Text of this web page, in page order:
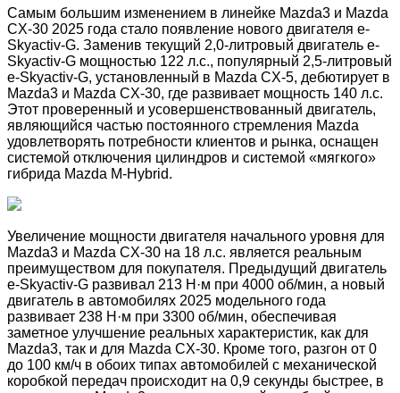
Самым большим изменением в линейке Mazda3 и Mazda
CX-30 2025 года стало появление нового двигателя e-
Skyactiv-G. Заменив текущий 2,0-литровый двигатель e-
Skyactiv-G мощностью 122 л.с., популярный 2,5-литровый
e-Skyactiv-G, установленный в Mazda CX-5, дебютирует в
Mazda3 и Mazda CX-30, где развивает мощность 140 л.с.
Этот проверенный и усовершенствованный двигатель,
являющийся частью постоянного стремления Mazda
удовлетворять потребности клиентов и рынка, оснащен
системой отключения цилиндров и системой «мягкого»
гибрида Mazda M-Hybrid.
Увеличение мощности двигателя начального уровня для
Mazda3 и Mazda CX-30 на 18 л.с. является реальным
преимуществом для покупателя. Предыдущий двигатель
e-Skyactiv-G развивал 213 Н·м при 4000 об/мин, а новый
двигатель в автомобилях 2025 модельного года
развивает 238 Н·м при 3300 об/мин, обеспечивая
заметное улучшение реальных характеристик, как для
Mazda3, так и для Mazda CX-30. Кроме того, разгон от 0
до 100 км/ч в обоих типах автомобилей с механической
коробкой передач происходит на 0,9 секунды быстрее, в